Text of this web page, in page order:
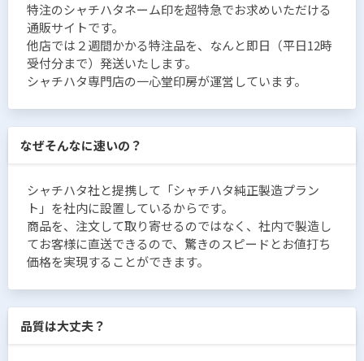
特注のシャチハタネーム印を超特急でお求めいただける
通販サイトです。
他店では２週間かかる特注品を、なんと即日（平日12時
受付分まで）発送いたします。
シャチハタ専門店の一心堂印房が運営しています。
なぜそんなに速いの？
シャチハタ社と提携して「シャチハタ純正製造プラン
ト」を社内に設置しているからです。
商品を、注文して取り寄せるのではなく、社内で製造し
てお客様に直送できるので、驚きのスピードとお値打ち
価格を実現することができます。
品質は大丈夫？